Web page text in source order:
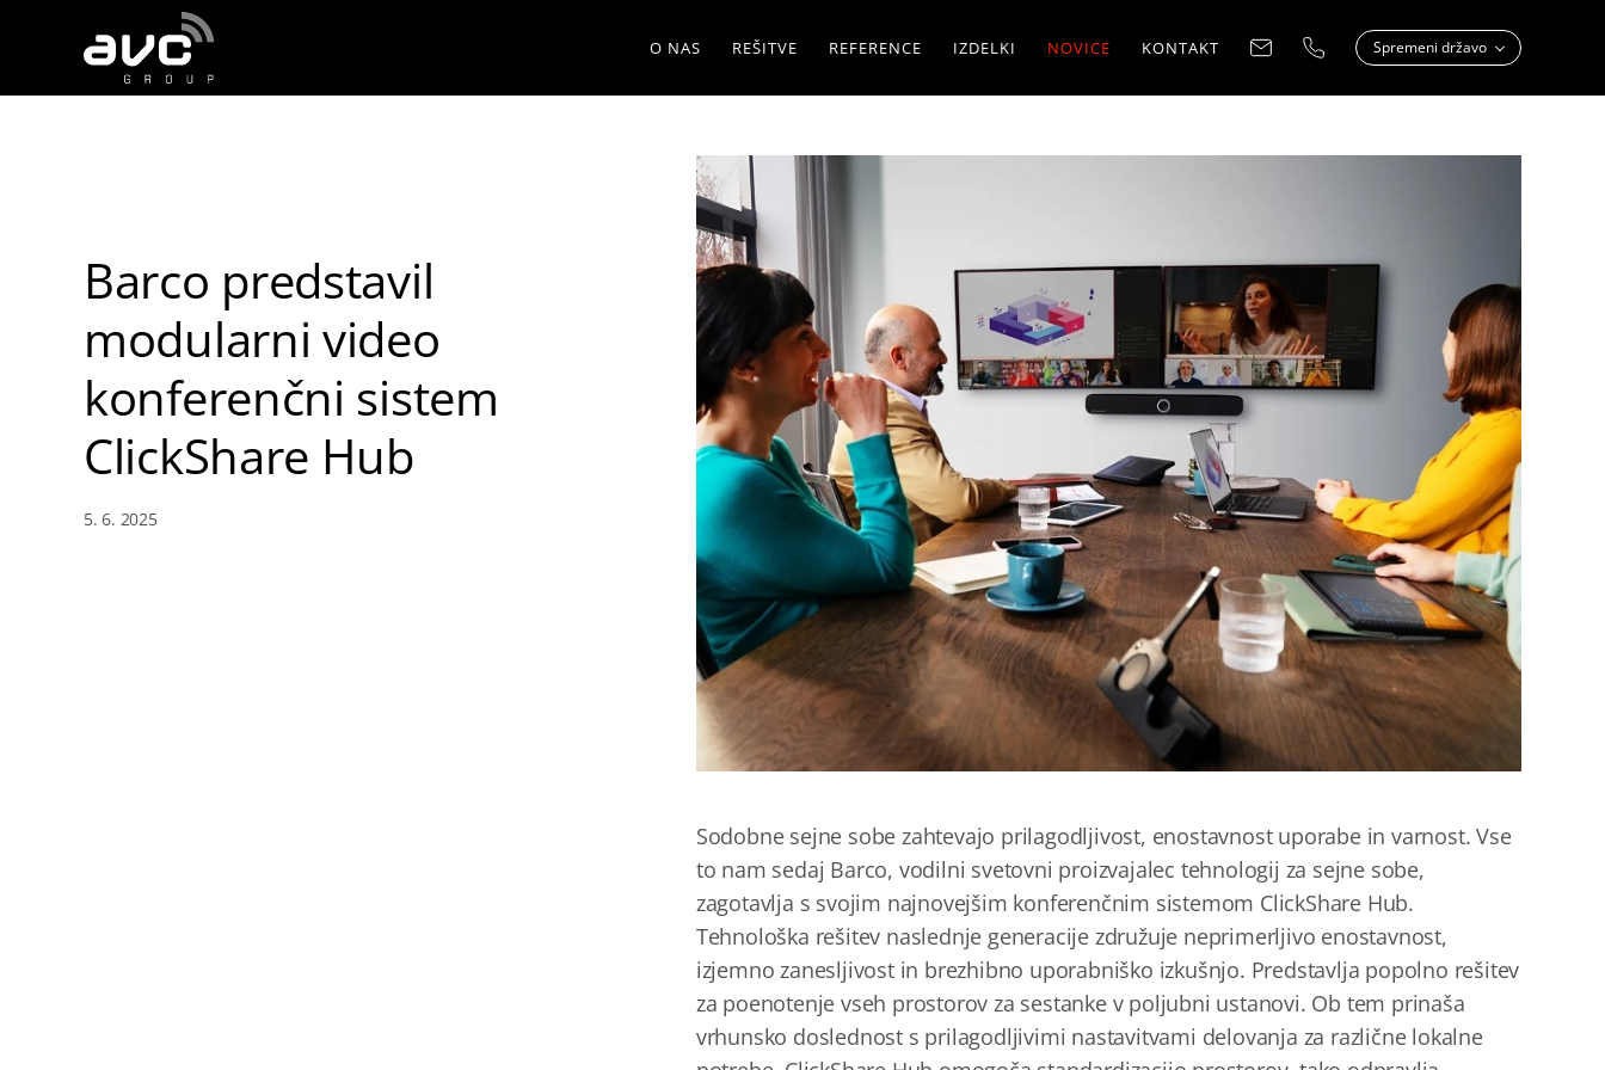
AVC
O NAS REŠITVE REFERENCE IZDELKI NOVICE KONTAKT Spremeni državo
Barco predstavil
modularni video
konferenčni sistem
ClickShare Hub
5. 6. 2025
Sodobne sejne sobe zahtevajo prilagodljivost, enostavnost uporabe in varnost. Vse
to nam sedaj Barco, vodilni svetovni proizvajalec tehnologij za sejne sobe,
zagotavlja s svojim najnovejšim konferenčnim sistemom ClickShare Hub.
Tehnološka rešitev naslednje generacije združuje neprimerljivo enostavnost,
izjemno zanesljivost in brezhibno uporabniško izkušnjo. Predstavlja popolno rešitev
za poenotenje vseh prostorov za sestanke v poljubni ustanovi. Ob tem prinaša
vrhunsko doslednost s prilagodljivimi nastavitvami delovanja za različne lokalne